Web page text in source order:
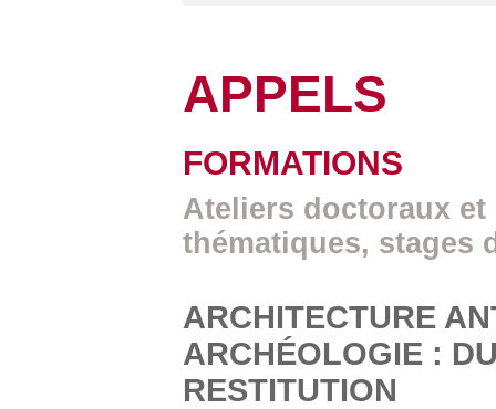
APPELS
FORMATIONS
Ateliers doctoraux et
thématiques, stages
ARCHITECTURE
ARCHÉOLOGIE :
RESTITUTION